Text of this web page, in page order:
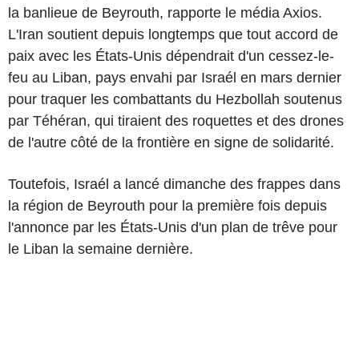
la banlieue de Beyrouth, rapporte le média Axios.
L'Iran soutient depuis longtemps que tout accord de
paix avec les États-Unis dépendrait d'un cessez-le-
feu au Liban, pays envahi par Israél en mars dernier
pour traquer les combattants du Hezbollah soutenus
par Téhéran, qui tiraient des roquettes et des drones
de l'autre côté de la frontière en signe de solidarité.
Toutefois, Israél a lancé dimanche des frappes dans
la région de Beyrouth pour la première fois depuis
l'annonce par les États-Unis d'un plan de trêve pour
le Liban la semaine dernière.